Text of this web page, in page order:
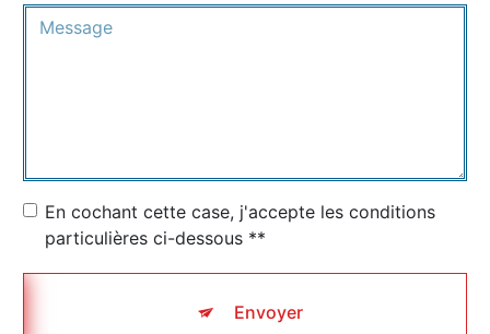
En cochant cette case, j'accepte les conditions
particulières ci-dessous **
Envoyer